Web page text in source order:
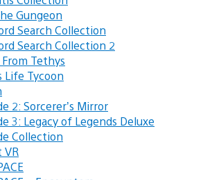
Gungeon
Search Collection
Search Collection 2
From Tethys
Life Tycoon
2: Sorcerer’s Mirror
3: Legacy of Legends Deluxe
Collection
VR